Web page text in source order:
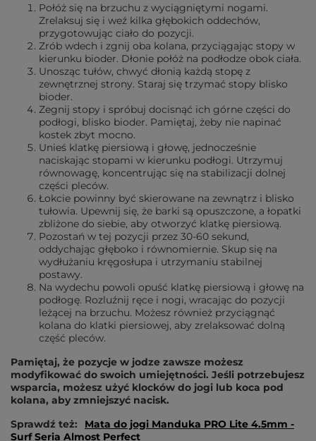
Połóż się na brzuchu z wyciągniętymi nogami.
Zrelaksuj się i weź kilka głębokich oddechów,
przygotowując ciało do pozycji.
Zrób wdech i zgnij oba kolana, przyciągając stopy w
kierunku bioder. Dłonie połóż na podłodze obok ciała.
Unosząc tułów, chwyć dłonią każdą stopę z
zewnętrznej strony. Staraj się trzymać stopy blisko
bioder.
Zegnij stopy i spróbuj docisnąć ich górne części do
podłogi, blisko bioder. Pamiętaj, żeby nie napinać
kostek zbyt mocno.
Unieś klatkę piersiową i głowę, jednocześnie
naciskając stopami w kierunku podłogi. Utrzymuj
równowagę, koncentrując się na stabilizacji dolnej
części pleców.
Łokcie powinny być skierowane na zewnątrz i blisko
tułowia. Upewnij się, że barki są opuszczone, a łopatki
zbliżone do siebie, aby otworzyć klatkę piersiową.
Pozostań w tej pozycji przez 30-60 sekund,
oddychając głęboko i równomiernie. Skup się na
wydłużaniu kręgosłupa i utrzymaniu stabilnej
postawy.
Na wydechu powoli opuść klatkę piersiową i głowę na
podłogę. Rozluźnij ręce i nogi, wracając do pozycji
leżącej na brzuchu. Możesz również przyciągnąć
kolana do klatki piersiowej, aby zrelaksować dolną
część pleców.
Pamiętaj, że pozycje w jodze zawsze możesz
modyfikować do swoich umiejętności. Jeśli potrzebujesz
wsparcia, możesz użyć klocków do jogi lub koca pod
kolana, aby zmniejszyć nacisk.
Sprawdź też:
Mata do jogi Manduka PRO Lite 4.5mm -
Surf Seria Almost Perfect